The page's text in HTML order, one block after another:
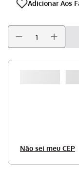
Não sei meu CEP